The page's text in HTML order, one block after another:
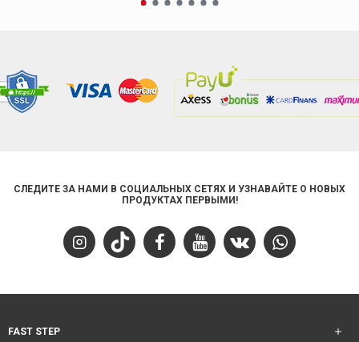
СЛЕДИТЕ ЗА НАМИ В СОЦИАЛЬНЫХ СЕТЯХ И УЗНАВАЙТЕ О НОВЫХ
ПРОДУКТАХ ПЕРВЫМИ!
FAST STEP